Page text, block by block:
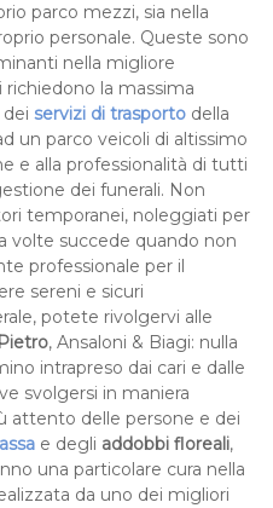
parco mezzi, sia nella
personale. Queste sono
nella migliore
la massima
servizi di trasportodella
un parco veicoli di altissimo
e alla professionalità di tutti
dei funerali. Non
temporanei, noleggiati per
volte succede quando non
professionale per il
sereni e sicuri
potete rivolgervi alle
, Ansaloni & Biagi: nulla
intrapreso dai cari e dalle
svolgersi in maniera
attento delle persone e dei
e degli addobbi floreali,
una particolare cura nella
da uno dei migliori